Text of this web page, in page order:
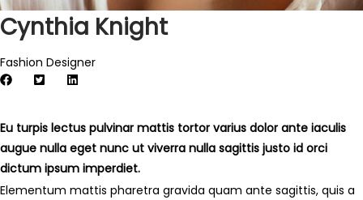
Cynthia Knight
Fashion Designer
Eu turpis lectus pulvinar mattis tortor varius dolor ante iaculis
augue nulla eget nunc ut viverra nulla sagittis justo id orci
dictum ipsum imperdiet.
Elementum mattis pharetra gravida quam ante sagittis, quis a